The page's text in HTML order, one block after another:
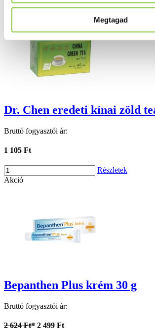
Megtagad
Részletek
Dr. Chen eredeti kínai zöld
Bruttó fogyasztói ár:
1 105 Ft
Részletek
Akció
Bepanthen Plus krém 30 g
Bruttó fogyasztói ár:
2 624 Ft* 2 499 Ft